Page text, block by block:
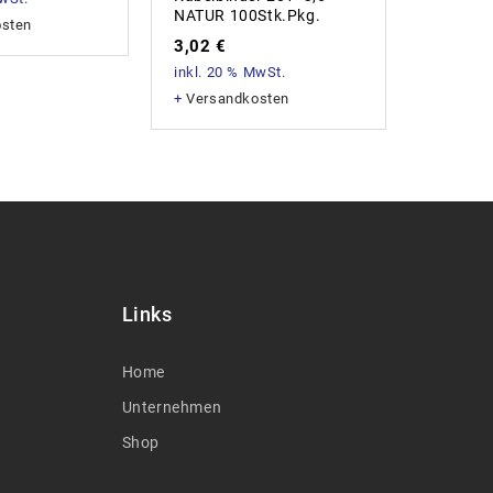
NATUR 100Stk.Pkg.
3,02 €
inkl. 20 % MwSt.
+Versandkosten
Links
Home
Unternehmen
Shop